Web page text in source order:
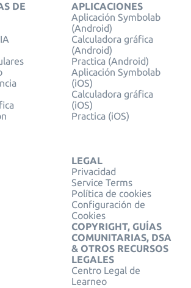
DE
APLICACIONES
Aplicación Symbolab
(Android)
Calculadora gráfica
(Android)
Practica (Android)
Aplicación Symbolab
(iOS)
Calculadora gráfica
(iOS)
Practica (iOS)
LEGAL
Privacidad
Service Terms
Política de cookies
Configuración de
Cookies
COPYRIGHT, GUÍAS
COMUNITARIAS, DSA
& OTROS RECURSOS
LEGALES
Centro Legal de
Learneo